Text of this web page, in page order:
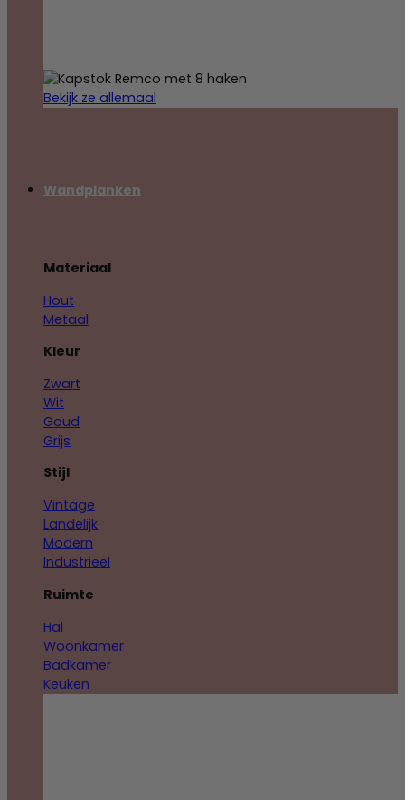
Bekijk ze allemaal
Wandplanken
Materiaal
Hout
Metaal
Kleur
Zwart
Wit
Goud
Grijs
Stijl
Vintage
Landelijk
Modern
Industrieel
Ruimte
Hal
Woonkamer
Badkamer
Keuken